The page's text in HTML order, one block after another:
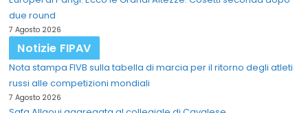
due round
7 Agosto 2026
Notizie FIPAV
Nota stampa FIVB sulla tabella di marcia per il ritorno degli atleti
russi alle competizioni mondiali
7 Agosto 2026